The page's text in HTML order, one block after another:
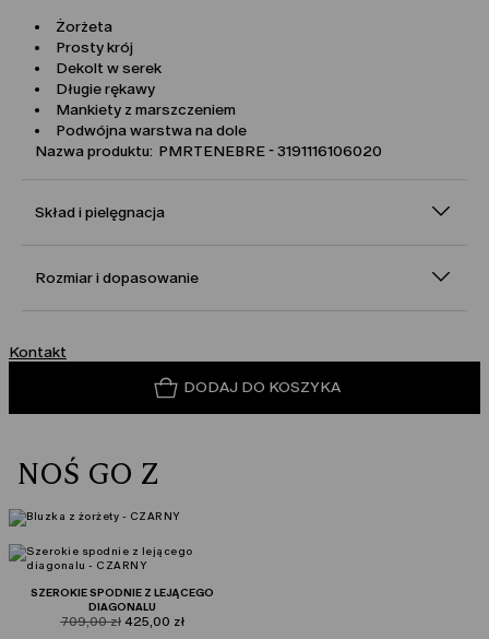
Żorżeta
Prosty krój
Dekolt w serek
Długie rękawy
Mankiety z marszczeniem
Podwójna warstwa na dole
Nazwa produktu: PMRTENEBRE - 3191116106020
Skład i pielęgnacja
Rozmiar i dopasowanie
Kontakt
DODAJ DO KOSZYKA
NOŚ GO Z
SZEROKIE SPODNIE Z LEJĄCEGO
DIAGONALU
product.price.original
709,00 zł product.price.sale
425,00 zł